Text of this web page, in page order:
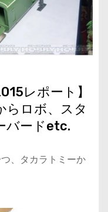
レポート】
らロボ、スタ
バードetc.
、タカラトミーか